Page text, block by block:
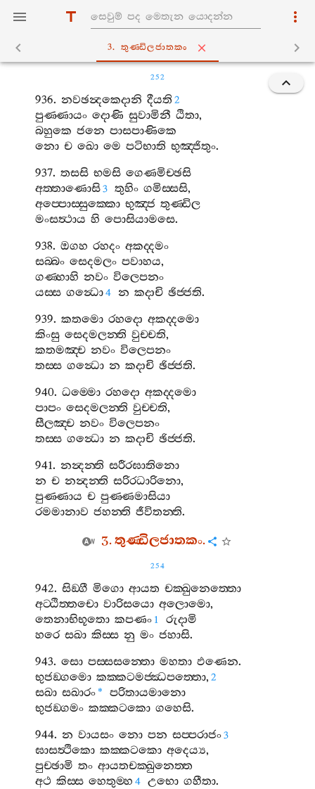
3. තුණ‍්ඩිලජාතකං
252
936.නවඡන්‍දකෙදානි දීයති 2
පුණ‍්ණායං දොණි සුවාමිනී ඨිතා,
බහුකෙ ජනෙ පාසපාණිකෙ
නො ච ඛො මෙ පටිභාති භුඤ‍්ජිතුං.
937.තසසි භමසි ගෙණමිච‍්ඡසි
අත‍්තාණොසි3 තුහිං ගමිස‍්සසි,
අප‍්පොස‍්සුක‍්කො භුඤ‍්ජ තුණ‍්ඩිල
මංසත්‍ථාය හි පොසියාමසෙ.
938.ඔගහ රහදං අකද‍්දමං
සබ‍්බං සෙදමලං පවාහය,
ගණ‍්හාහි නවං විලෙපනං
යස‍්ස ගන්‍ධො4 න කදාචි ඡිජ‍්ජති.
939.කතමො රහදො අකද‍්දමො
කිංසු සෙදමලන‍්ති වුච‍්චති,
කතමඤ‍්ච නවං විලෙපනං
තස‍්ස ගන්‍ධො න කදාචි ඡිජ‍්ජති.
940.ධම‍්මො රහදො අකද‍්දමො
පාපං සෙදමලන‍්ති වුච‍්චති,
සීලඤ‍්ච නවං විලෙපනං
තස‍්ස ගන්‍ධො න කදාචි ඡිජ‍්ජති.
941.නන්‍දන‍්ති සරීරඝාතිනො
න ච නන්‍දන‍්ති සරිරධාරිනො,
පුණ‍්ණාය ච පුණ‍්ණමාසියා
රමමානාව ජහන‍්ති ජීවිතන‍්ති.
3.තුණ‍්ඩිලජාතකං.
254
942.සිඞ‍්ගී මිගො ආයත චක‍්ඛුනෙත‍්තො
අට‍්ඨිත‍්තචො වාරිසයො අලොමො,
තෙනාභිභූතො කපණං 1
රුදාමි
හරෙ සඛා කිස‍්ස නු මං ජහාසි.
943.සො පස‍්සසන‍්තො මහතා ඵණෙන.
භුජඞ‍්ගමො කක‍්කටමජ‍්ඣපත‍්තො, 2
සඛා සඛාරං*
පරිතායමානො
භුජඞ‍්ගමං කක‍්කටකො ගහෙසි.
944.න වායසං නො පන සප‍්පරාජං3
ඝාසත්‍ථිකො කක‍්කටකො අදෙය්‍ය,
පුච‍්ඡාමි තං ආයතචක‍්ඛුනෙත‍්ත
අථ කිස‍්ස හෙතුම‍්හ 4 උභො ගහීතා.